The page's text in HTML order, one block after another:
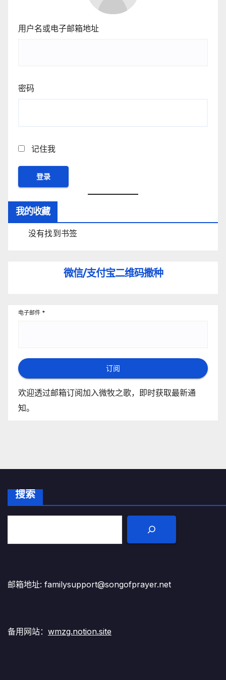
用户名或电子邮箱地址
密码
记住我
我的收藏
没有找到书签
微信/支付宝二维码撒种
电子邮件 *
订阅
欢迎透过邮箱订阅加入微牧之歌，即时获取最新通
知。
搜索
邮箱地址: familysupport@songofprayer.net
备用网站： wmzg.notion.site